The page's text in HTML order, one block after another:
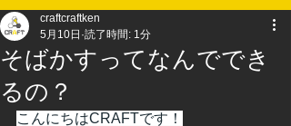
そばかすってなんででき
るの？
craftcraftken
5月10日 読了時間: 1分
こんにちはCRAFTです！